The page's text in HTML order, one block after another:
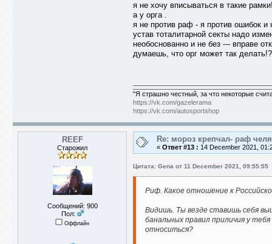
я не хочу вписываться в такие
а у орга .
я не против раф - я против ошибок и
устав тоталитарной секты надо
необоснованно и не без --- вправе
думаешь, что орг может так
"Я страшно честный, за что некоторые
https://vk.com/gazelerama
https://vk.com/autosportshop
REEF
Старожил
Сообщений: 900
Пол:
Оффлайн
Re: мороз крепчал- раф
« Ответ #13 : 14 December 2021,
Цитата: Gena от 11 December 2021, 09:55:55
Риф. Какое отношение к
Видишь. Ты везде ставишь себя
банальных правил приличия у
относиться?